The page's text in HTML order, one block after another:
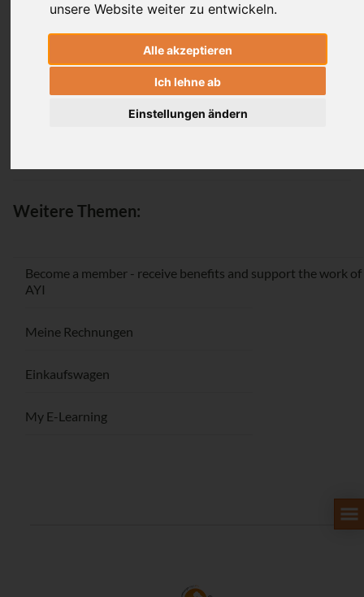
unsere Website weiter zu entwickeln.
Alle akzeptieren
Ich lehne ab
Einstellungen ändern
Passwort vergessen / Registrieren
Weitere Themen:
Become a member - receive benefits and support the work of
AYI
Meine Rechnungen
Einkaufswagen
My E-Learning